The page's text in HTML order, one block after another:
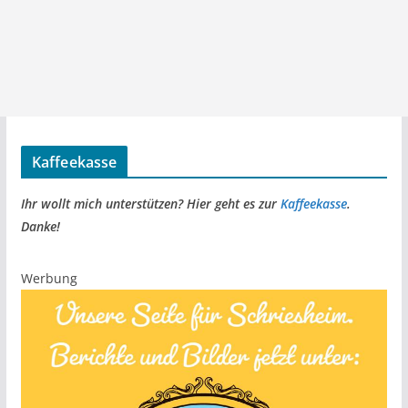
Kaffeekasse
Ihr wollt mich unterstützen? Hier geht es zur Kaffeekasse.
Danke!
Werbung